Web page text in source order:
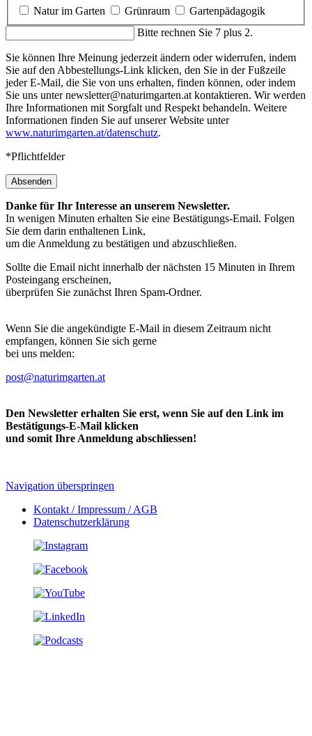
Natur im Garten
Grünraum
Gartenpädagogik
Bitte rechnen Sie 7 plus 2.
Sie können Ihre Meinung jederzeit ändern oder widerrufen, indem
Sie auf den Abbestellungs-Link klicken, den Sie in der Fußzeile
jeder E-Mail, die Sie von uns erhalten, finden können, oder indem
Sie uns unter newsletter@naturimgarten.at kontaktieren. Wir werden
Ihre Informationen mit Sorgfalt und Respekt behandeln. Weitere
Informationen finden Sie auf unserer Website unter
www.naturimgarten.at/datenschutz.
*Pflichtfelder
Absenden
Danke für Ihr Interesse an unserem Newsletter.
In wenigen Minuten erhalten Sie eine Bestätigungs-Email. Folgen
Sie dem darin enthaltenen Link,
um die Anmeldung zu bestätigen und abzuschließen.
Sollte die Email nicht innerhalb der nächsten 15 Minuten in Ihrem
Posteingang erscheinen,
überprüfen Sie zunächst Ihren Spam-Ordner.
Wenn Sie die angekündigte E-Mail in diesem Zeitraum nicht
empfangen, können Sie sich gerne
bei uns melden:
post@naturimgarten.at
Den Newsletter erhalten Sie erst, wenn Sie auf den Link im
Bestätigungs-E-Mail klicken
und somit Ihre Anmeldung abschliessen!
Navigation überspringen
Kontakt / Impressum / AGB
Datenschutzerklärung